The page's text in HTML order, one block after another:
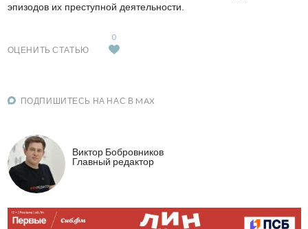
эпизодов их преступной деятельности.
ОЦЕНИТЬ СТАТЬЮ
0
ПОДПИШИТЕСЬ НА НАС В MAX
Виктор Бобровников
Главный редактор